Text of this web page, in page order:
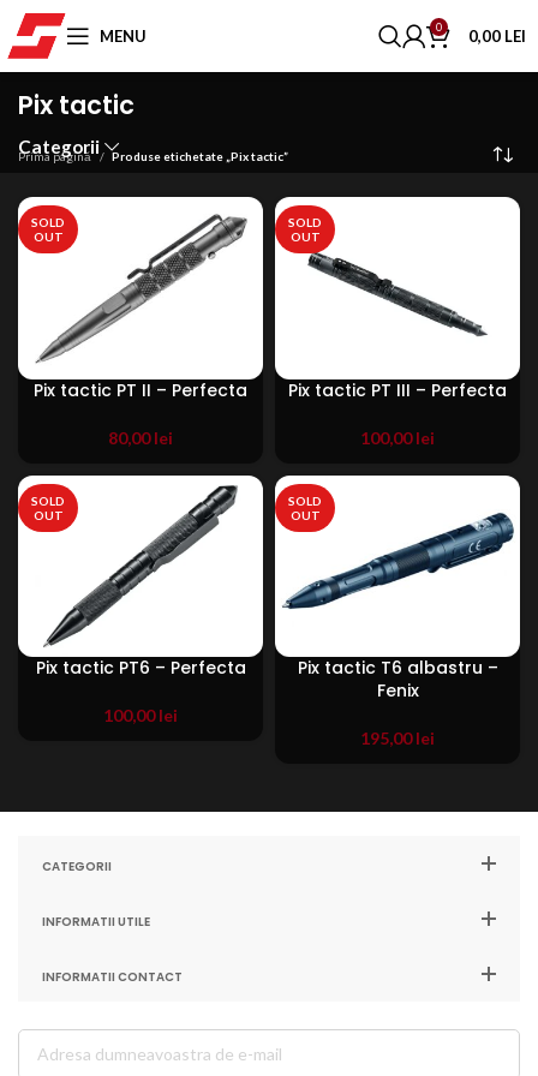
MENU 0 0,00 LEI
Pix tactic
Categorii
Prima pagină Produse etichetate „Pix tactic”
SOLD
OUT
Pix tactic PT II – Perfecta
80,00lei
SOLD
OUT
Pix tactic PT III – Perfecta
100,00lei
SOLD
OUT
Pix tactic PT6 – Perfecta
100,00lei
SOLD
OUT
Pix tactic T6 albastru –
Fenix
195,00lei
CATEGORII
INFORMATII UTILE
INFORMATII CONTACT